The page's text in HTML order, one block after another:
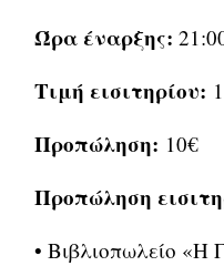
Ώρα έναρξης:
Τιμή εισιτηρίου:
Προπώληση: 10€
Προπώληση
• Βιβλιοπωλείο «Η